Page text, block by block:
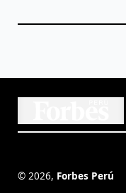
© 2026, Forbes Perú